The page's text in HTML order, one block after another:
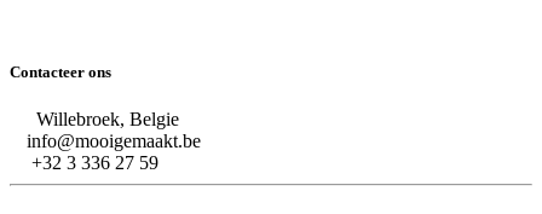
Contacteer ons
Willebroek, Belgie
info@mooigemaakt.be
+32 3 336 27 59